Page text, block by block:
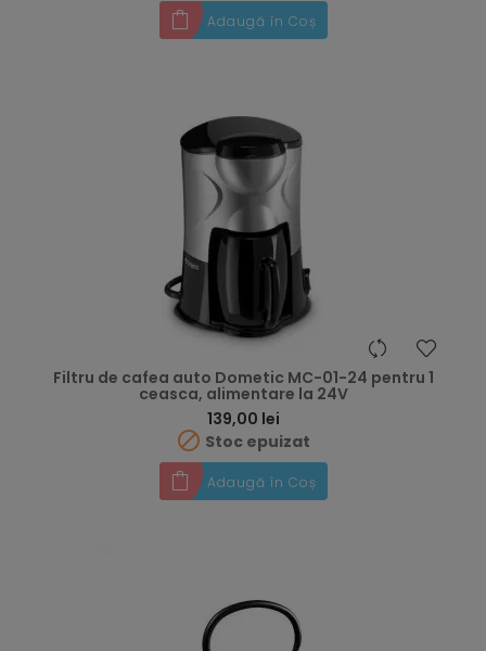
Adaugă în Coș
Filtru de cafea auto Dometic MC-01-24 pentru 1
ceasca, alimentare la 24V
139,00 lei
 Stoc epuizat
Adaugă în Coș